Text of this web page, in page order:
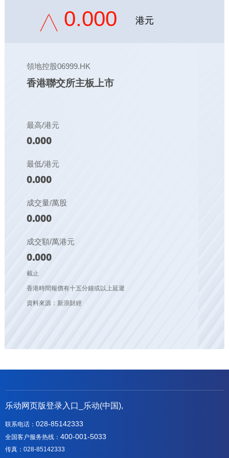
0.000 港元
領地控股06999.HK
香港聯交所主板上市
最高/港元
0.000
最低/港元
0.000
成交量/萬股
0.000
成交額/萬港元
0.000
截止
香港時間報價有十五分鐘或以上延遲
資料來源：新浪財經
乐动网页版登录入口_乐动(中国),
联系电话： 028-85142333
全国客户服务热线： 400-001-5033
传真：028-85142333